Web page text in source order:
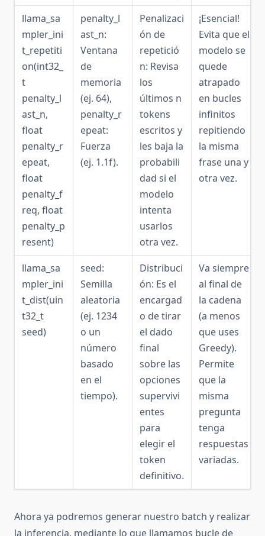
llama_sa
mpler_ini
t_repetiti
on(int32_
t
penalty_l
ast_n,
float
penalty_r
epeat,
float
penalty_f
req, float
penalty_p
resent)
penalty_l
ast_n:
Ventana
de
memoria
(ej. 64),
penalty_r
epeat:
Fuerza
(ej. 1.1f).
Penalizaci
ón de
repetició
n: Revisa
los
últimos n
tokens
escritos y
les baja la
probabili
dad si el
modelo
intenta
usarlos
otra vez.
¡Esencial!
Evita que el
modelo se
quede
atrapado
en bucles
infinitos
repitiendo
la misma
frase una y
otra vez.
llama_sa
mpler_ini
t_dist(uin
t32_t
seed)
seed:
Semilla
aleatoria
(ej. 1234
o un
número
basado
en el
tiempo).
Distribuci
ón: Es el
encargad
o de tirar
el dado
final
sobre las
opciones
supervivi
entes
para
elegir el
token
definitivo.
Va siempre
al final de
la cadena
(a menos
que uses
Greedy).
Permite
que la
misma
pregunta
tenga
respuestas
variadas.
Ahora ya podremos generar nuestro batch y realizar
la inferencia, mediante lo que llamamos bucle de